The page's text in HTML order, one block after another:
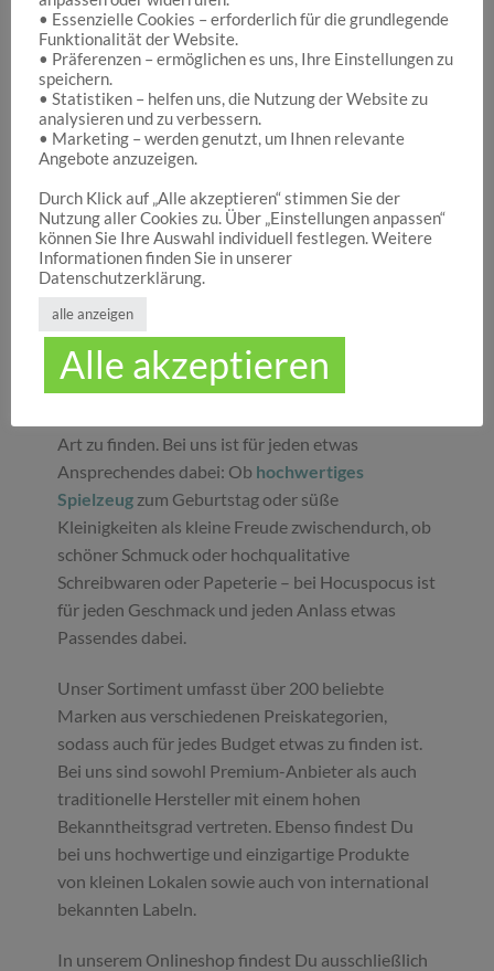
Hocuspocus – Ihr Onlineshop für die schönen
Dinge des Lebens
Hocuspocus ist die richtige Anlaufstelle für Dich,
wenn Du auf der Suche nach schönen
Geschenken , tollenSpielwarenoder
ansprechenderDekorationbist. Wir von
Hocuspocus wissen schöne Dinge stets zu
schätzen und legen daher großen Wert darauf,
dass bei uns Groß und Klein etwas finden, was sie
glücklich macht. Jeder Tag ist ein guter Anlass, um
seinen Liebsten oder sich selbst eine Freude zu
machen. Unser umfassendes Sortiment gibt Ihnen
Art zu finden. Bei uns ist für jeden etwas
Ansprechendes dabei: Ob hochwertiges
Spielzeug zum Geburtstag oder süße
Kleinigkeiten als kleine Freude zwischendurch, ob
schöner Schmuck oder hochqualitative
Schreibwaren oder Papeterie – bei Hocuspocus ist
für jeden Geschmack und jeden Anlass etwas
Passendes dabei.
Unser Sortiment umfasst über 200 beliebte
Marken aus verschiedenen Preiskategorien,
sodass auch für jedes Budget etwas zu finden ist.
Bei uns sind sowohl Premium-Anbieter als auch
traditionelle Hersteller mit einem hohen
Bekanntheitsgrad vertreten. Ebenso findest Du
bei uns hochwertige und einzigartige Produkte
von kleinen Lokalen sowie auch von international
bekannten Labeln.
In unserem Onlineshop findest Du ausschließlich
• Essenzielle Cookies – erforderlich für die grundlegende
Funktionalität der Website.
• Präferenzen – ermöglichen es uns, Ihre Einstellungen zu
speichern.
• Statistiken – helfen uns, die Nutzung der Website zu
analysieren und zu verbessern.
• Marketing – werden genutzt, um Ihnen relevante
Angebote anzuzeigen.
Durch Klick auf „Alle akzeptieren“ stimmen Sie der
Nutzung aller Cookies zu. Über „Einstellungen anpassen“
können Sie Ihre Auswahl individuell festlegen. Weitere
Informationen finden Sie in unserer
Datenschutzerklärung.
alle anzeigen
Alle akzeptieren